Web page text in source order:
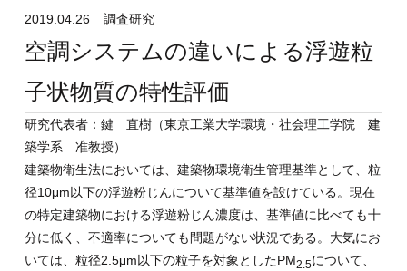
2019.04.26 調査研究
空調システムの違いによる浮遊粒
子状物質の特性評価
研究代表者：鍵 直樹（東京工業大学環境・社会理工学院 建
築学系 准教授）
建築物衛生法においては、建築物環境衛生管理基準として、粒
径10μm以下の浮遊粉じんについて基準値を設けている。現在
の特定建築物における浮遊粉じん濃度は、基準値に比べても十
分に低く、不適率についても問題がない状況である。大気にお
いては、粒径2.5μm以下の粒子を対象としたPM2.5について、